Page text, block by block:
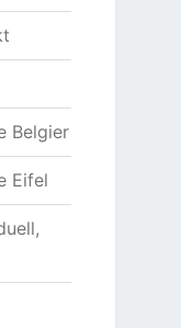
Belgier
Eifel